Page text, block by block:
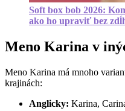
Soft box bob 2026:
ako ho upraviť bez
Meno Karina v
Meno Karina má mnoho
krajinách:
Anglicky: Karina,